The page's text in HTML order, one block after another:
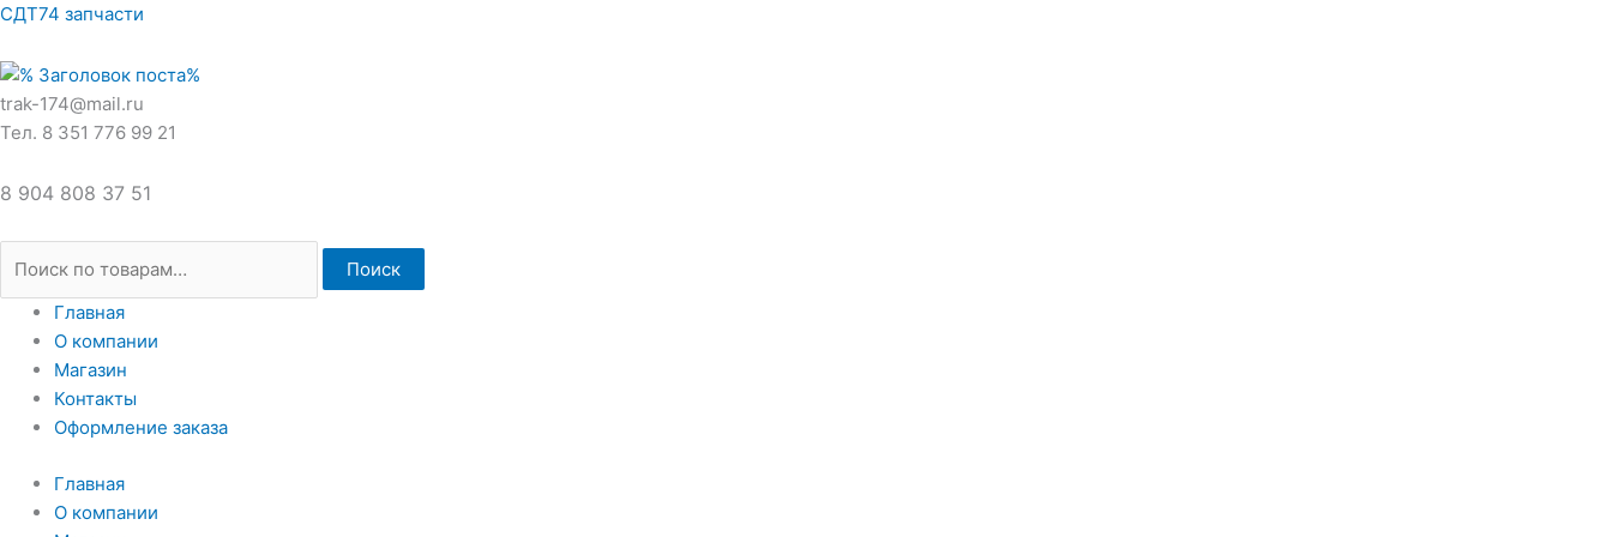
Перейти
содержимому
СДТ74 запчасти
trak-174@mail.ru
Тел. 8 351 776 99 21
8 904 808 37 51
Искать:
Поиск
Главная
О компании
Магазин
Контакты
Оформление заказа
Главная
О компании